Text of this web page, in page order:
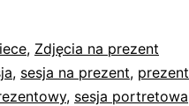
, Zdjęcia na prezent
, sesja na prezent,
, sesja portretowa